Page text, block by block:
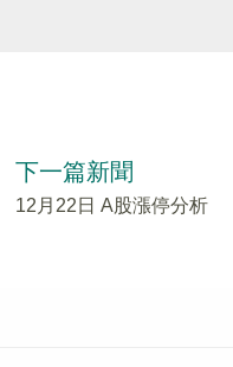
下一篇新聞
12月22日 A股漲停分析